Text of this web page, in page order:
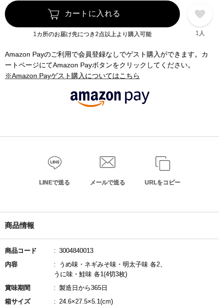
カートに入れる
1カ所のお届け先につき2点以上より購入可能 1人
Amazon Payのご利用で会員登録なしでゲスト購入ができます。カ
ートページにてAmazon Payボタンをクリックしてください。
※Amazon Payゲスト購入についてはこちら
LINEで送る メールで送る URLをコピー
商品情報
商品コード
3004840013
内容
うめ味・ネギみそ味・明太子味 各2、
うに味・鮭味 各1(4切3枚)
賞味期間
製造日から365日
箱サイズ
24.6×27.5×5.1(cm)